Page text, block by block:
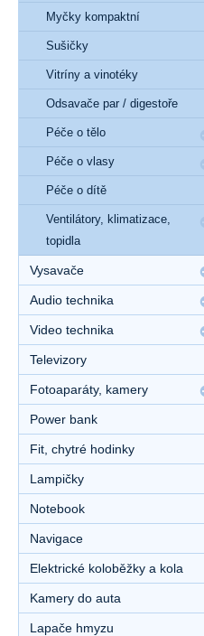
Myčky kompaktní
Sušičky
Vitríny a vinotéky
Odsavače par / digestoře
Péče o tělo
Péče o vlasy
Péče o dítě
Ventilátory, klimatizace,
topidla
Vysavače
Audio technika
Video technika
Televizory
Fotoaparáty, kamery
Power bank
Fit, chytré hodinky
Lampičky
Notebook
Navigace
Elektrické koloběžky a kola
Kamery do auta
Lapače hmyzu